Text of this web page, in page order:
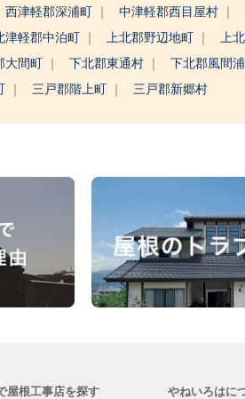
西津軽郡深浦町 中津軽郡西目屋村
津軽郡中泊町 上北郡野辺地町
上
大間町 下北郡東通村
下北郡風間
三戸郡階上町 三戸郡新郷村
屋根工事店を探す やねいろはに